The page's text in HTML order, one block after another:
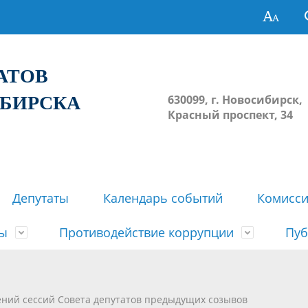
630099, г. Новосибирск,
Красный проспект, 34
Депутаты Календарь событий
решений сессий Совета
недействующими решений
Противодействие коррупции
сессий Совета депутатов предыдущих созывов